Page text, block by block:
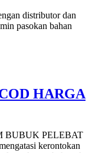
distributor dan
pasokan bahan
HARGA
BUBUK PELEBAT
kerontokan